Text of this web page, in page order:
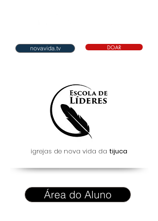
novavida.tv DOAR
igrejas de nova vida da tijuca
Área do Aluno